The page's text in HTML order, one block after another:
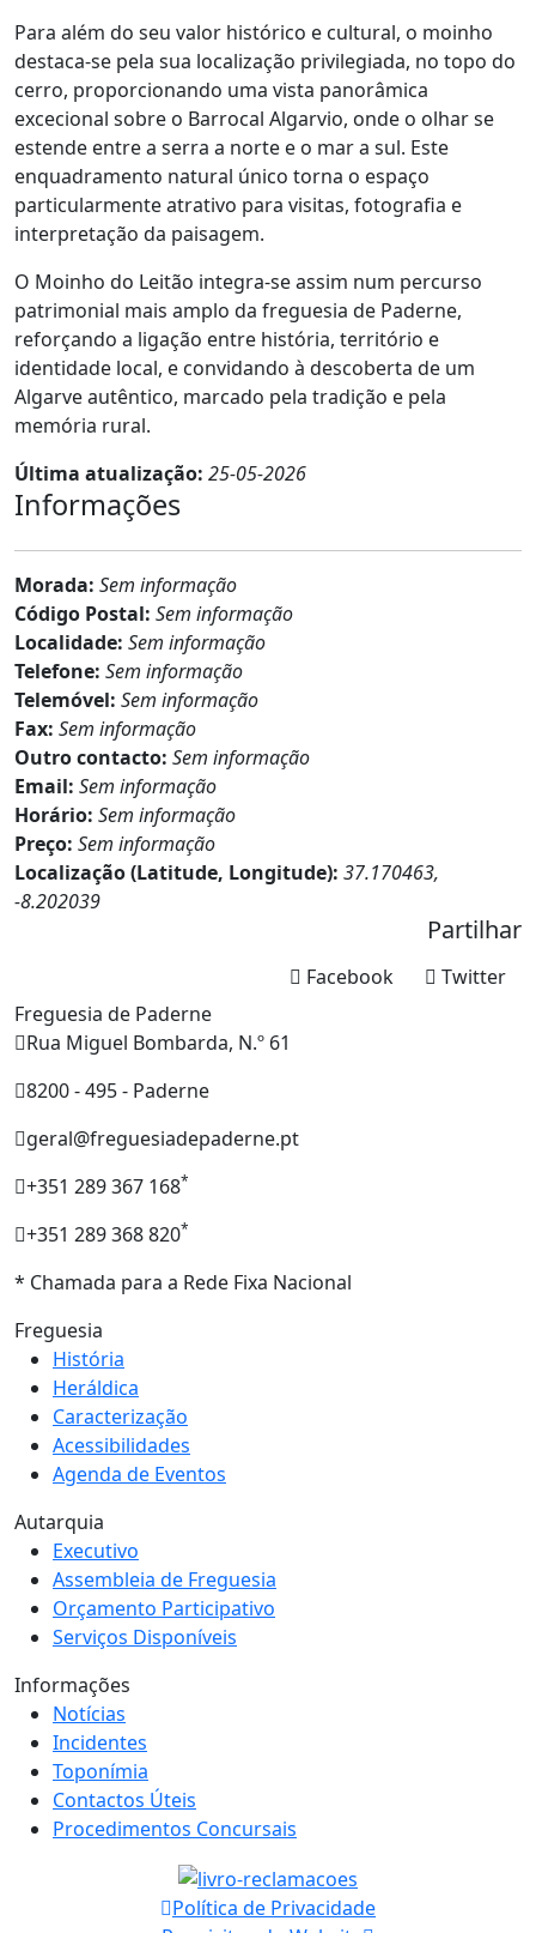
Para além do seu valor histórico e cultural, o moinho
destaca-se pela sua localização privilegiada, no topo do
cerro, proporcionando uma vista panorâmica
excecional sobre o Barrocal Algarvio, onde o olhar se
estende entre a serra a norte e o mar a sul. Este
enquadramento natural único torna o espaço
particularmente atrativo para visitas, fotografia e
interpretação da paisagem.
O Moinho do Leitão integra-se assim num percurso
patrimonial mais amplo da freguesia de Paderne,
reforçando a ligação entre história, território e
identidade local, e convidando à descoberta de um
Algarve autêntico, marcado pela tradição e pela
memória rural.
Última atualização: 25-05-2026
Informações
Morada: Sem informação
Código Postal: Sem informação
Localidade: Sem informação
Telefone: Sem informação
Telemóvel: Sem informação
Fax: Sem informação
Outro contacto: Sem informação
Email: Sem informação
Horário: Sem informação
Preço: Sem informação
Localização (Latitude, Longitude): 37.170463,
-8.202039
Partilhar
Twitter
Facebook
Freguesia de Paderne
Rua Miguel Bombarda, N.º 61
8200 - 495 - Paderne
geral@freguesiadepaderne.pt
+351 289 367 168*
+351 289 368 820*
* Chamada para a Rede Fixa Nacional
Freguesia
História
Heráldica
Caracterização
Acessibilidades
Agenda de Eventos
Autarquia
Executivo
Assembleia de Freguesia
Orçamento Participativo
Serviços Disponíveis
Informações
Notícias
Incidentes
Toponímia
Contactos Úteis
Procedimentos Concursais
Política de Privacidade